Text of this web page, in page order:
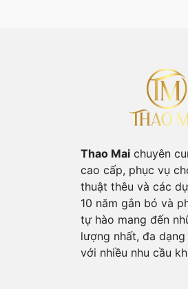
Thao Mai chuyên
cao cấp, phục vụ
thuật thêu và các
10 năm gắn bó và
tự hào mang đến
lượng nhất, đa
với nhiều nhu cầu